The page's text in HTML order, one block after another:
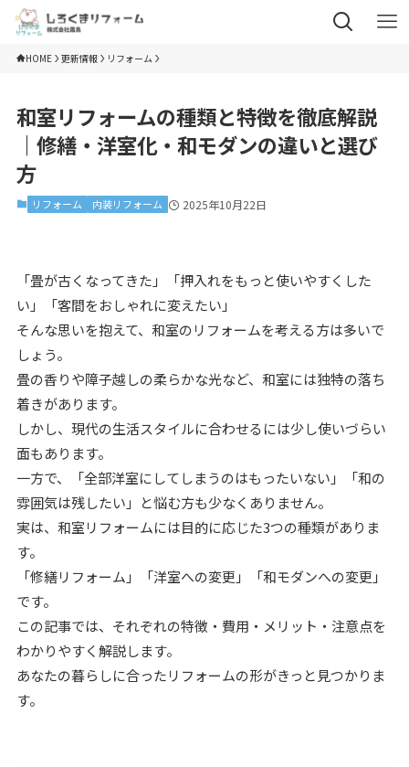
HOME 更新情報 リフォーム
和室リフォームの種類と特徴を徹底解説
｜修繕・洋室化・和モダンの違いと選び
方
リフォーム 内装リフォーム 2025年10月22日
「畳が古くなってきた」「押入れをもっと使いやすくした
い」「客間をおしゃれに変えたい」
そんな思いを抱えて、和室のリフォームを考える方は多いで
しょう。
畳の香りや障子越しの柔らかな光など、和室には独特の落ち
着きがあります。
しかし、現代の生活スタイルに合わせるには少し使いづらい
面もあります。
一方で、「全部洋室にしてしまうのはもったいない」「和の
雰囲気は残したい」と悩む方も少なくありません。
実は、和室リフォームには目的に応じた3つの種類がありま
す。
「修繕リフォーム」「洋室への変更」「和モダンへの変更」
です。
この記事では、それぞれの特徴・費用・メリット・注意点を
わかりやすく解説します。
あなたの暮らしに合ったリフォームの形がきっと見つかりま
す。